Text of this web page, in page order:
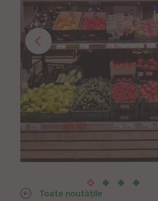
Toate noutățile